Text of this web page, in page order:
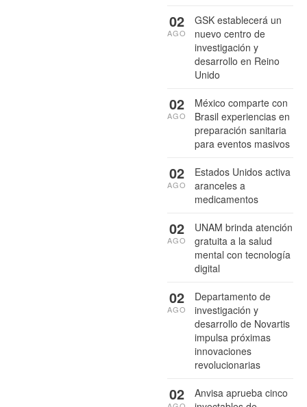
GSK establecerá un
nuevo centro de
investigación y
desarrollo en Reino
Unido
02
AGO
México comparte con
Brasil experiencias en
preparación sanitaria
para eventos masivos
02
AGO
Estados Unidos activa
aranceles a
medicamentos
02
AGO
UNAM brinda atención
gratuita a la salud
mental con tecnología
digital
02
AGO
Departamento de
investigación y
desarrollo de Novartis
impulsa próximas
innovaciones
revolucionarias
02
AGO
Anvisa aprueba cinco
02